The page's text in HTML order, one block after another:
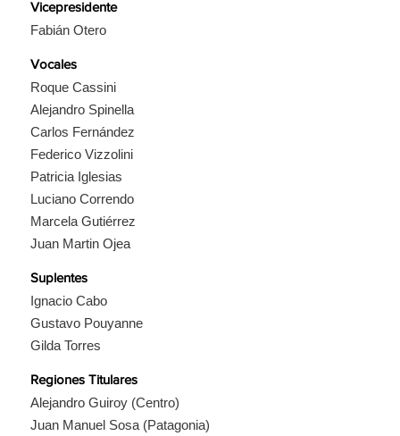
Vicepresidente
Fabián Otero
Vocales
Roque Cassini
Alejandro Spinella
Carlos Fernández
Federico Vizzolini
Patricia Iglesias
Luciano Correndo
Marcela Gutiérrez
Juan Martin Ojea
Suplentes
Ignacio Cabo
Gustavo Pouyanne
Gilda Torres
Regiones Titulares
Alejandro Guiroy (Centro)
Juan Manuel Sosa (Patagonia)